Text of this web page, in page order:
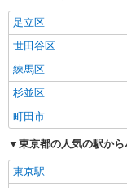
足立区
世田谷区
練馬区
杉並区
町田市
東京都の人気の駅か
東京駅